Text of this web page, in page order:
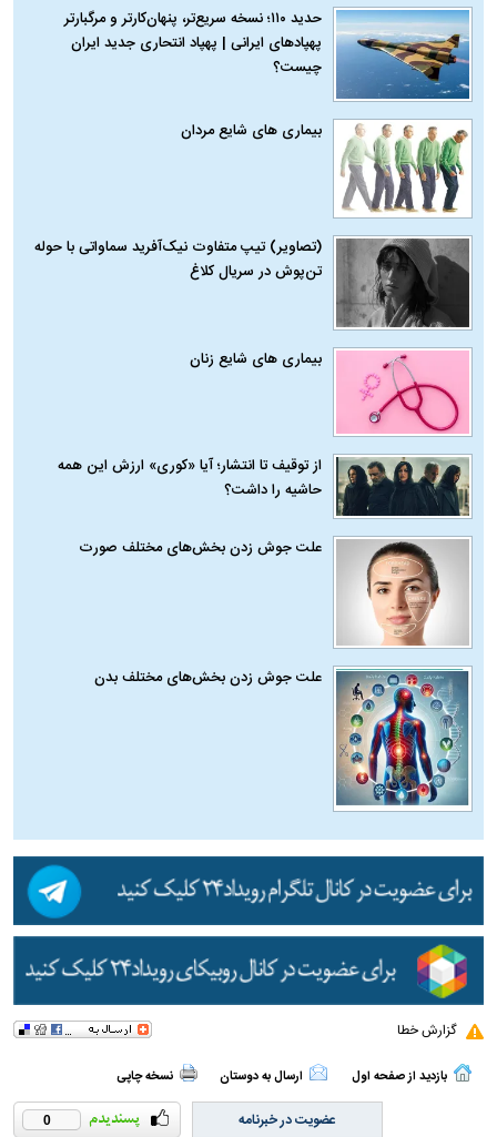
حدید ۱۱۰؛ نسخه سریع‌تر، پنهان‌کارتر و مرگبارتر
پهپادهای ایرانی | پهپاد انتحاری جدید ایران
چیست؟
بیماری‌ های شایع مردان
(تصاویر) تیپ متفاوت نیک‌آفرید سماواتی با حوله
تن‌پوش در سریال کلاغ
بیماری‌ های شایع زنان
از توقیف تا انتشار؛ آیا «کوری» ارزش این همه
حاشیه را داشت؟
علت جوش زدن بخش‌های مختلف صورت
علت جوش زدن بخش‌های مختلف بدن
گزارش خطا
بازدید از صفحه اول ارسال به دوستان نسخه چاپی
0 عضویت در خبرنامه